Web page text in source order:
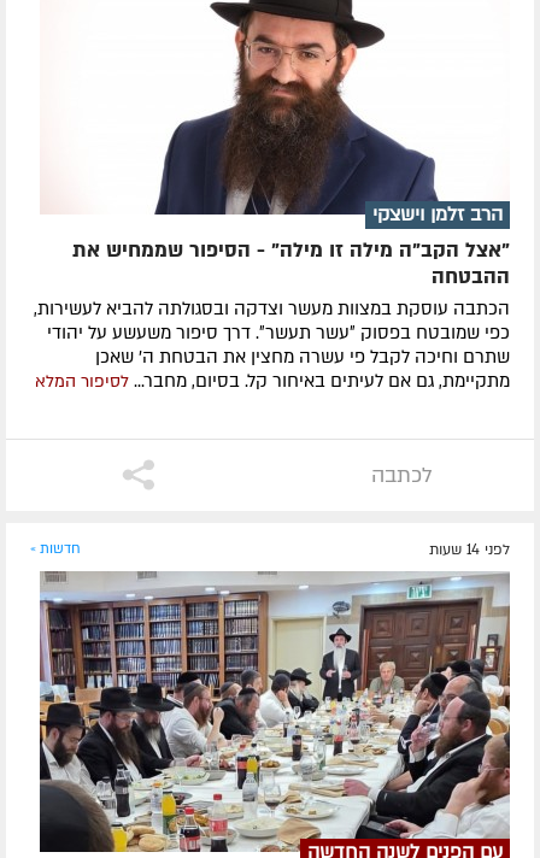
הרב זלמן וישצקי
"אצל הקב"ה מילה זו מילה" - הסיפור שממחיש את
ההבטחה
הכתבה עוסקת במצוות מעשר וצדקה ובסגולתה להביא לעשירות,
כפי שמובטח בפסוק ״עשר תעשר״. דרך סיפור משעשע על יהודי
שתרם וחיכה לקבל פי עשרה מחצין את הבטחת ה' שאכן
מתקיימת, גם אם לעיתים באיחור קל. בסיום, מחבר... לסיפור המלא
לכתבה
לפני 14 שעות חדשות »
עם הפנים לשנה החדשה